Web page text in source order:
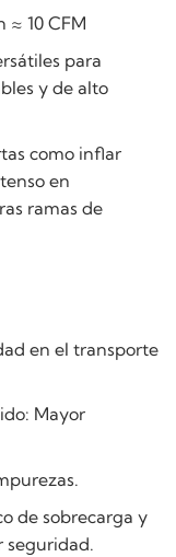
≈ 10 CFM
para
y de alto
como inflar
en
ramas de
en el transporte
Mayor
de sobrecarga y
seguridad.